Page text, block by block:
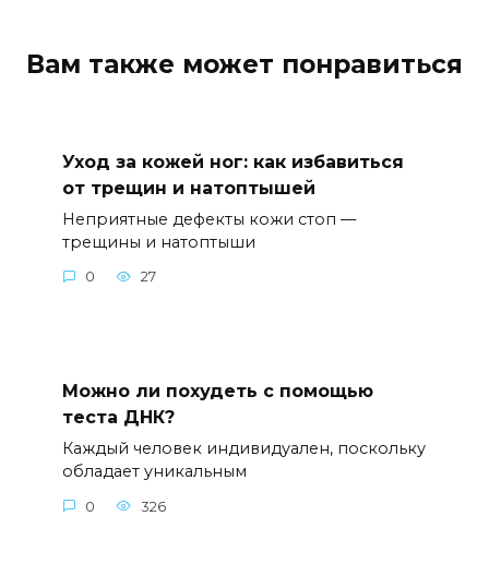
Вам также может понравиться
Уход за кожей ног: как избавиться
от трещин и натоптышей
Неприятные дефекты кожи стоп —
трещины и натоптыши
0 27
Можно ли похудеть с помощью
теста ДНК?
Каждый человек индивидуален, поскольку
обладает уникальным
0 326